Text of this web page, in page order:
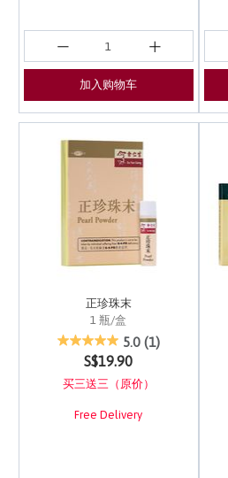
加入购物车
正珍珠末
1 瓶/盒
5 out of 5 Customer Rating
5.0 (1)
S$19.90
买三送三（原价）
Free Delivery